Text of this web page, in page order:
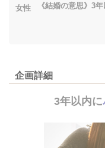
女性 《結婚の意思》3
企画詳細
3年以内に